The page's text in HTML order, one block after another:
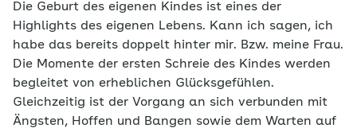
Die Geburt des eigenen Kindes ist eines der
Highlights des eigenen Lebens. Kann ich sagen, ich
habe das bereits doppelt hinter mir. Bzw. meine Frau.
Die Momente der ersten Schreie des Kindes werden
begleitet von erheblichen Glücksgefühlen.
Gleichzeitig ist der Vorgang an sich verbunden mit
Ängsten, Hoffen und Bangen sowie dem Warten auf